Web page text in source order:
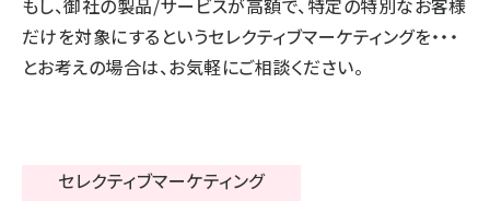
もし、御社の製品/サービスが高額で、特定の特別なお客様
だけを対象にするというセレクティブマーケティングを・・・
とお考えの場合は、お気軽にご相談ください。